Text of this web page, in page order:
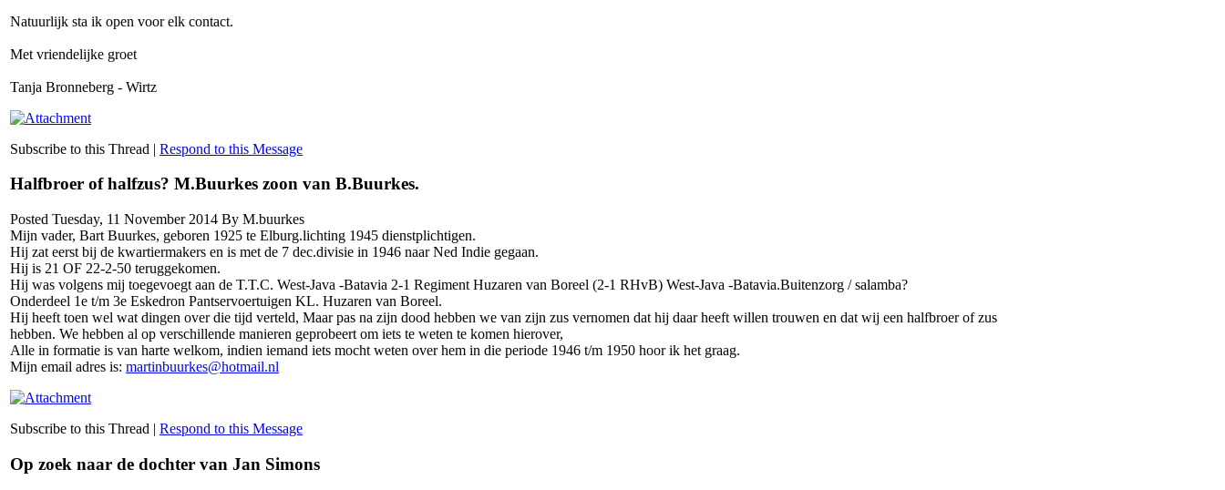
Natuurlijk sta ik open voor elk contact.
Met vriendelijke groet
Tanja Bronneberg - Wirtz
Subscribe to this Thread | Respond to this Message
Halfbroer of halfzus? M.Buurkes zoon van B.Buurkes.
Posted Tuesday, 11 November 2014 By M.buurkes
Mijn vader, Bart Buurkes, geboren 1925 te Elburg.lichting 1945 dienstplichtigen.
Hij zat eerst bij de kwartiermakers en is met de 7 dec.divisie in 1946 naar Ned Indie gegaan.
Hij is 21 OF 22-2-50 teruggekomen.
Hij was volgens mij toegevoegt aan de T.T.C. West-Java -Batavia 2-1 Regiment Huzaren van Boreel (2-1 RHvB) West-Java -Batavia.Buitenzorg / salamba?
Onderdeel 1e t/m 3e Eskedron Pantservoertuigen KL. Huzaren van Boreel.
Hij heeft toen wel wat dingen over die tijd verteld, Maar pas na zijn dood hebben we van zijn zus vernomen dat hij daar heeft willen trouwen en dat wij een halfbroer of zus
hebben. We hebben al op verschillende manieren geprobeert om iets te weten te komen hierover,
Alle in formatie is van harte welkom, indien iemand iets mocht weten over hem in die periode 1946 t/m 1950 hoor ik het graag.
Mijn email adres is: martinbuurkes@hotmail.nl
Subscribe to this Thread | Respond to this Message
Op zoek naar de dochter van Jan Simons